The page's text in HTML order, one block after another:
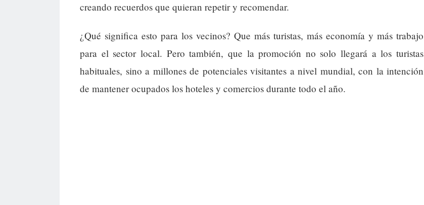
creando recuerdos que quieran repetir y recomendar.
¿Qué significa esto para los vecinos? Que más turistas, más economía y más trabajo
para el sector local. Pero también, que la promoción no solo llegará a los turistas
habituales, sino a millones de potenciales visitantes a nivel mundial, con la intención
de mantener ocupados los hoteles y comercios durante todo el año.